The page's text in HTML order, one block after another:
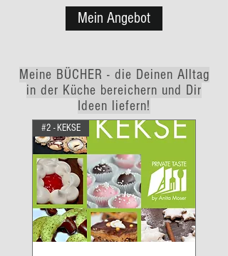
Mein Angebot
Meine BÜCHER - die Deinen Alltag
in der Küche bereichern und Dir
Ideen liefern!
#2 - KEKSE